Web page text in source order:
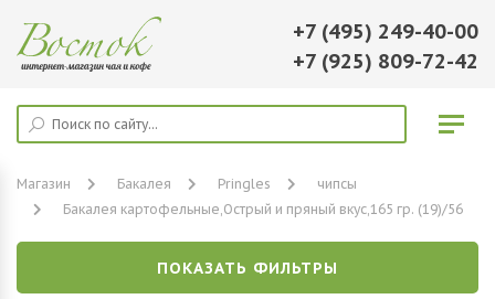
+7 (495) 249-40-00
+7 (925) 809-72-42
Магазин Бакалея Pringles
чипсы
Бакалея картофельные,Острый и пряный вкус,165 гр. (19)/56
ПОКАЗАТЬ ФИЛЬТРЫ